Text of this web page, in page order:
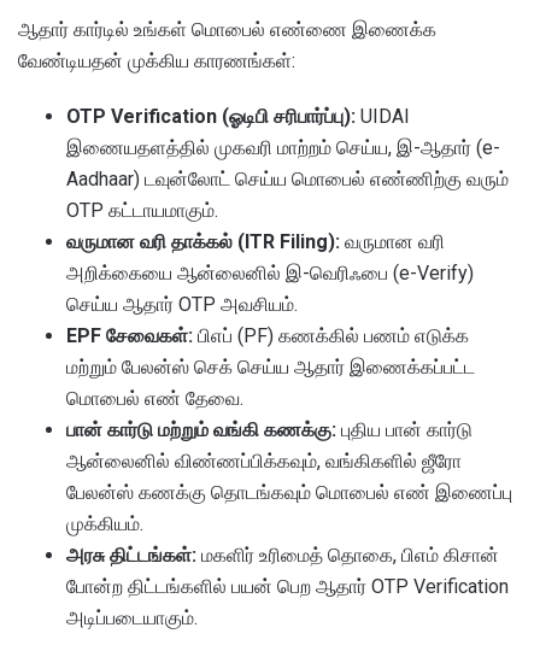
ஆதார் கார்டில் உங்கள் மொபைல் எண்ணை இணைக்க
வேண்டியதன் முக்கிய காரணங்கள்:
OTP Verification (ஓடிபி சரிபார்ப்பு): UIDAI
இணையதளத்தில் முகவரி மாற்றம் செய்ய, இ-ஆதார் (e-
Aadhaar) டவுன்லோட் செய்ய மொபைல் எண்ணிற்கு வரும்
OTP கட்டாயமாகும்.
வருமான வரி தாக்கல் (ITR Filing): வருமான வரி
அறிக்கையை ஆன்லைனில் இ-வெரிஃபை (e-Verify)
செய்ய ஆதார் OTP அவசியம்.
EPF சேவைகள்: பிஎப் (PF) கணக்கில் பணம் எடுக்க
மற்றும் பேலன்ஸ் செக் செய்ய ஆதார் இணைக்கப்பட்ட
மொபைல் எண் தேவை.
பான் கார்டு மற்றும் வங்கி கணக்கு: புதிய பான் கார்டு
ஆன்லைனில் விண்ணப்பிக்கவும், வங்கிகளில் ஜீரோ
பேலன்ஸ் கணக்கு தொடங்கவும் மொபைல் எண் இணைப்பு
முக்கியம்.
அரசு திட்டங்கள்: மகளிர் உரிமைத் தொகை, பிஎம் கிசான்
போன்ற திட்டங்களில் பயன் பெற ஆதார் OTP Verification
அடிப்படையாகும்.